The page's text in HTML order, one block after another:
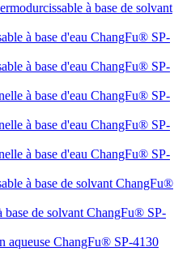
à base de solvant
à base d'eau ChangFu® SP-
à base d'eau ChangFu® SP-
à base d'eau ChangFu® SP-
à base d'eau ChangFu® SP-
à base d'eau ChangFu® SP-
à base de solvant ChangFu®
base de solvant ChangFu® SP-
aqueuse ChangFu® SP-4130